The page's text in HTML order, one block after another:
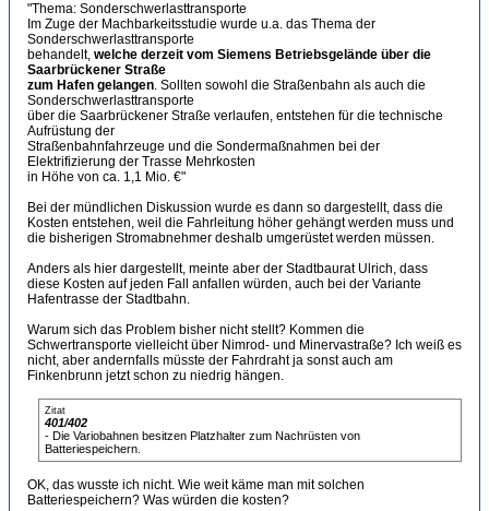
"Thema: Sonderschwerlasttransporte
Im Zuge der Machbarkeitsstudie wurde u.a. das Thema der
Sonderschwerlasttransporte
behandelt, welche derzeit vom Siemens Betriebsgelände über die
Saarbrückener Straße
zum Hafen gelangen. Sollten sowohl die Straßenbahn als auch die
Sonderschwerlasttransporte
über die Saarbrückener Straße verlaufen, entstehen für die technische
Aufrüstung der
Straßenbahnfahrzeuge und die Sondermaßnahmen bei der
Elektrifizierung der Trasse Mehrkosten
in Höhe von ca. 1,1 Mio. €"
Bei der mündlichen Diskussion wurde es dann so dargestellt, dass die
Kosten entstehen, weil die Fahrleitung höher gehängt werden muss und
die bisherigen Stromabnehmer deshalb umgerüstet werden müssen.
Anders als hier dargestellt, meinte aber der Stadtbaurat Ulrich, dass
diese Kosten auf jeden Fall anfallen würden, auch bei der Variante
Hafentrasse der Stadtbahn.
Warum sich das Problem bisher nicht stellt? Kommen die
Schwertransporte vielleicht über Nimrod- und Minervastraße? Ich weiß es
nicht, aber andernfalls müsste der Fahrdraht ja sonst auch am
Finkenbrunn jetzt schon zu niedrig hängen.
Zitat
401/402
- Die Variobahnen besitzen Platzhalter zum Nachrüsten von
Batteriespeichern.
OK, das wusste ich nicht. Wie weit käme man mit solchen
Batteriespeichern? Was würden die kosten?